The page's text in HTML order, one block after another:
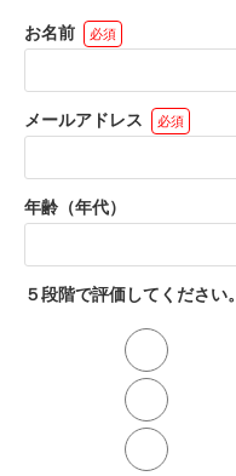
即日体
お名前 必須
メールアドレス 必須
年齢（年代）
５段階で評価してください。